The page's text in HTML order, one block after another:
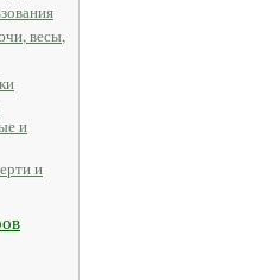
весы,
и
и